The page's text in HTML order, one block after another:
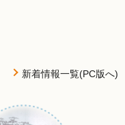
新着情報一覧(PC版へ)